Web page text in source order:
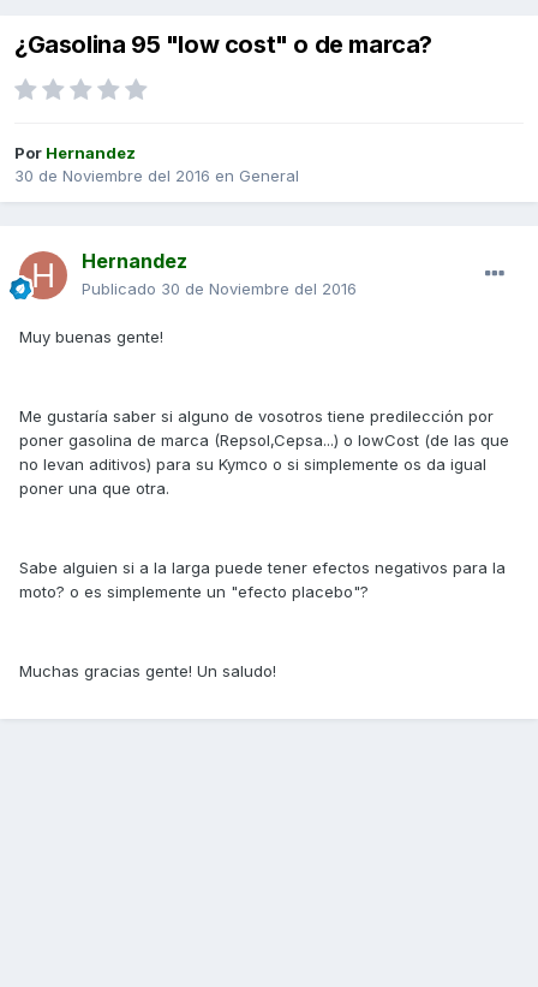
¿Gasolina 95 "low cost" o de marca?
Por Hernandez
30 de Noviembre del 2016 en General
Hernandez
Publicado 30 de Noviembre del 2016
Muy buenas gente!
Me gustaría saber si alguno de vosotros tiene predilección por
poner gasolina de marca (Repsol,Cepsa...) o lowCost (de las que
no levan aditivos) para su Kymco o si simplemente os da igual
poner una que otra.
Sabe alguien si a la larga puede tener efectos negativos para la
moto? o es simplemente un "efecto placebo"?
Muchas gracias gente! Un saludo!